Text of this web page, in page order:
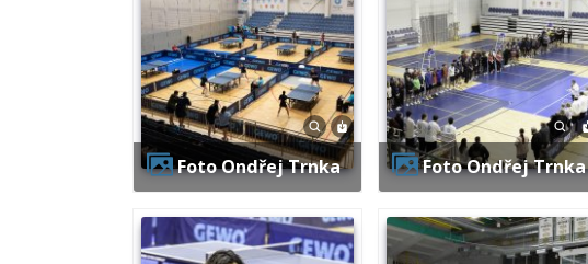
Foto Ondřej Trnka Foto Ondřej Trnka